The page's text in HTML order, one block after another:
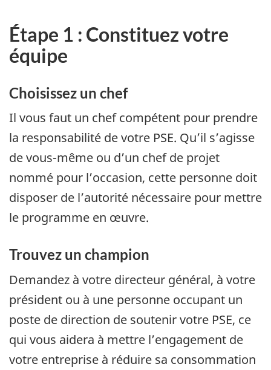
Étape 1 : Constituez votre
équipe
Choisissez un chef
Il vous faut un chef compétent pour prendre
la responsabilité de votre PSE. Qu’il s’agisse
de vous-même ou d’un chef de projet
nommé pour l’occasion, cette personne doit
disposer de l’autorité nécessaire pour mettre
le programme en œuvre.
Trouvez un champion
Demandez à votre directeur général, à votre
président ou à une personne occupant un
poste de direction de soutenir votre PSE, ce
qui vous aidera à mettre l’engagement de
votre entreprise à réduire sa consommation